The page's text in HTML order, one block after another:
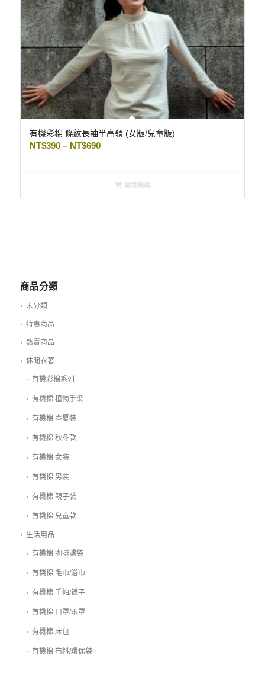
有機彩棉 條紋長袖半高領 (女版/兒童版)
NT$390– NT$690
選擇規格
商品分類
未分類
特惠商品
熱賣商品
休閒衣著
有機彩棉系列
有機棉 植物手染
有機棉 春夏裝
有機棉 秋冬款
有機棉 女裝
有機棉 男裝
有機棉 親子裝
有機棉 兒童款
生活用品
有機棉 咖啡濾袋
有機棉 毛巾/浴巾
有機棉 手帕/襪子
有機棉 口罩/眼罩
有機棉 床包
有機棉 布料/環保袋